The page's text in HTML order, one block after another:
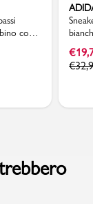
con
adidas
CF I
€
€